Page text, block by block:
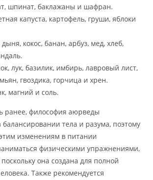
шпинат, баклажаны и шафран.
капуста, картофель, груши, яблоки
кокос, банан, арбуз, мед, хлеб,
лук, базилик, имбирь, лавровый лист,
гвоздика, горчица и хрен.
магний и соль.
ранее, философия аюрведы
балансировании тела и разума, поэтому
изменениям в питании
физическими упражнениями,
она создана для полной
Также рекомендуется